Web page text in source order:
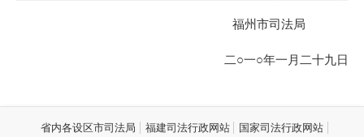
福州市司法局
二○一○年一月二十九日
省内各设区市司法局 福建司法行政网站
国家司法行政网站